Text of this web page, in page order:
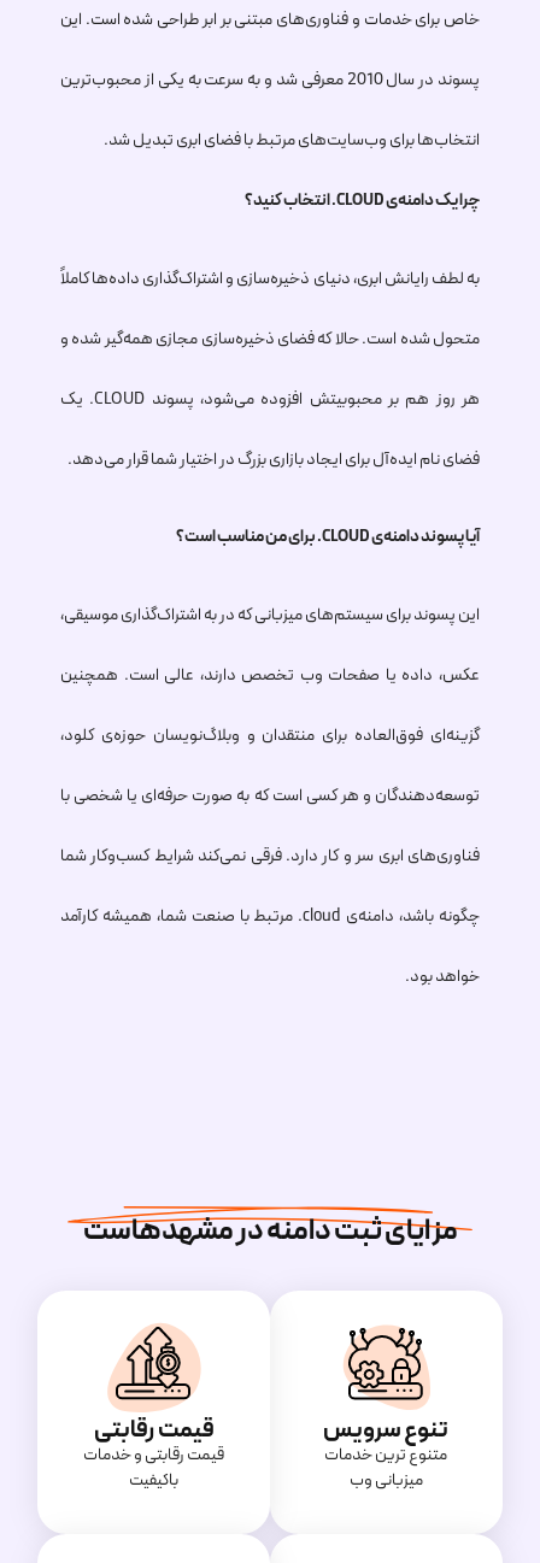
خاص برای خدمات و فناوری‌های مبتنی بر ابر طراحی شده است. این
پسوند در سال 2010 معرفی شد و به سرعت به یکی از محبوب‌ترین
انتخاب‌ها برای وب‌سایت‌های مرتبط با فضای ابری تبدیل شد.
چرا یک دامنه‌ی.CLOUDانتخاب کنید؟
به لطف رایانش ابری، دنیای ذخیره‌سازی و اشتراک‌گذاری داده‌ها کاملاً
متحول شده است. حالا که فضای ذخیره‌سازی مجازی همه‌گیر شده و
هر روز هم بر محبوبیتش افزوده می‌شود، پسوند .CLOUD یک
فضای نام ایده‌آل برای ایجاد بازاری بزرگ در اختیار شما قرار می‌دهد.
آیا پسوند دامنه‌ی.CLOUDبرای من مناسب است؟
این پسوند برای سیستم‌های میزبانی که در به اشتراک‌گذاری موسیقی،
عکس، داده یا صفحات وب تخصص دارند، عالی است. همچنین
گزینه‌ای فوق‌العاده برای منتقدان و وبلاگ‌نویسان حوزه‌ی کلود،
توسعه‌دهندگان و هر کسی است که به صورت حرفه‌ای یا شخصی با
فناوری‌های ابری سر و کار دارد. فرقی نمی‌کند شرایط کسب‌وکار شما
چگونه باشد، دامنه‌ی .cloud مرتبط با صنعت شما، همیشه کارآمد
خواهد بود.
مزایای ثبت دامنه در مشهدهاست
تنوع سرویس
متنوع ترین خدمات
میزبانی وب
قیمت رقابتی
قیمت‌ رقابتی و خدمات
باکیفیت